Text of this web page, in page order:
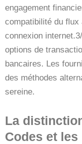
engagement
compatibilité du
connexion internet.3/
options de
bancaires. Les
des méthodes
sereine.
La
Codes et